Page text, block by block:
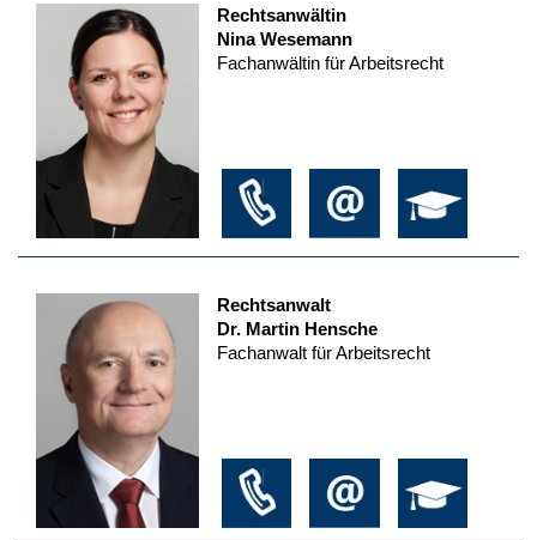
Rechtsanwältin
Nina Wesemann
Fachanwältin für Arbeitsrecht
Rechtsanwalt
Dr. Martin Hensche
Fachanwalt für Arbeitsrecht